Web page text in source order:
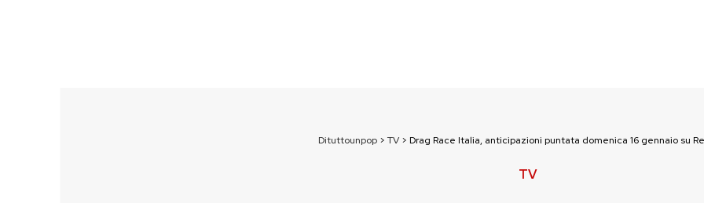
Dituttounpop> TV> Drag Race Italia, anticipazioni puntata domenica 16 gennaio su
TV